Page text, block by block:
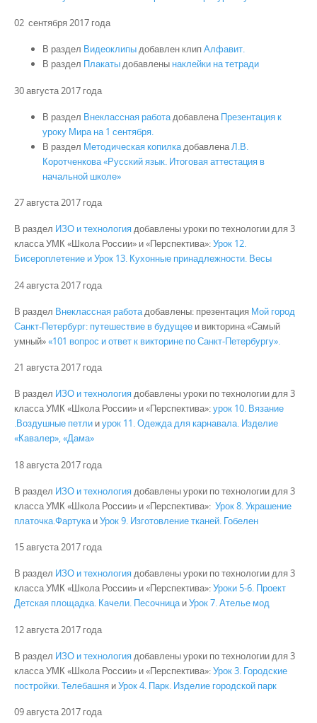
02 сентября 2017 года
В раздел Видеоклипыдобавлен клип Алфавит.
В раздел Плакатыдобавлены наклейки на тетради
30 августа 2017 года
В раздел Внеклассная работадобавленаПрезентация к
уроку Мира на 1 сентября.
В раздел Методическая копилкадобавленаЛ.В.
Коротченкова «Русский язык. Итоговая аттестация в
начальной школе»
27 августа 2017 года
В раздел ИЗО и технологиядобавлены уроки по технологии для 3
класса УМК «Школа России» и «Перспектива»:Урок 12.
Бисероплетение иУрок 13. Кухонные принадлежности. Весы
24 августа 2017 года
В раздел Внеклассная работадобавлены: презентация Мой город
Санкт-Петербург: путешествие в будущее и викторина «Самый
умный»«101 вопрос и ответ к викторине по Санкт-Петербургу».
21 августа 2017 года
В раздел ИЗО и технологиядобавлены уроки по технологии для 3
класса УМК «Школа России» и «Перспектива»:урок 10. Вязание
.Воздушные петли иурок 11. Одежда для карнавала. Изделие
«Кавалер», «Дама»
18 августа 2017 года
В раздел ИЗО и технологиядобавлены уроки по технологии для 3
класса УМК «Школа России» и «Перспектива»: Урок 8. Украшение
платочка.ФартукаиУрок 9. Изготовление тканей. Гобелен
15 августа 2017 года
В раздел ИЗО и технологиядобавлены уроки по технологии для 3
класса УМК «Школа России» и «Перспектива»:Уроки 5-6. Проект
Детская площадка. Качели. ПесочницаиУрок 7. Ателье мод
12 августа 2017 года
В раздел ИЗО и технологиядобавлены уроки по технологии для 3
класса УМК «Школа России» и «Перспектива»:Урок 3. Городские
постройки. Телебашня иУрок 4. Парк. Изделие городской парк
09 августа 2017 года